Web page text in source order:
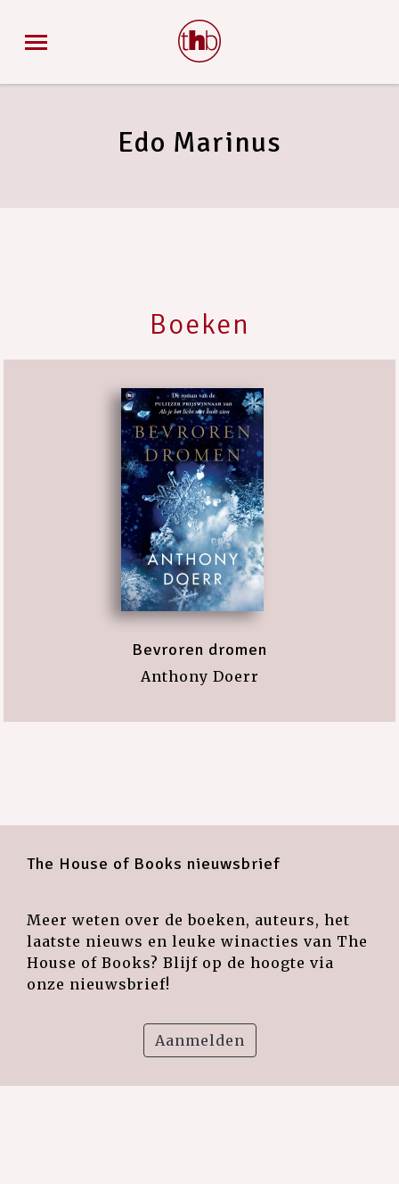
Edo Marinus
Boeken
Bevroren dromen
Anthony Doerr
The House of Books nieuwsbrief
Meer weten over de boeken, auteurs, het
laatste nieuws en leuke winacties van The
House of Books? Blijf op de hoogte via
onze nieuwsbrief!
Aanmelden